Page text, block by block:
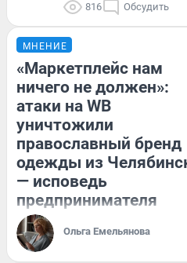
816 Обсудить
МНЕНИЕ
«Маркетплейс нам
ничего не должен»:
атаки на WB
уничтожили
православный бренд
одежды из
— исповедь
предпринимателя
Ольга Емельянова